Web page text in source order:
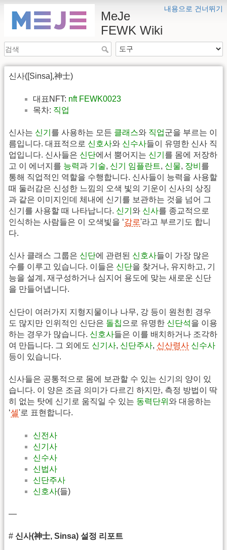
내용으로 건너뛰기
MeJe
FEWK Wiki
신사([Sinsa],神士)
대표NFT: nft FEWK0023
목차: 직업
신사는 신기 를 사용하는 모든 클래스와 직업군을 부르는 이
름입니다. 대표적으로 신호사와 신수사들이 유명한 신사 직
업입니다. 신사들은 신단에서 뿜어지는 신기 를 몸에 저장하
고 이 에너지를 능력과 기술, 신기 임플란트, 신물, 장비 를
통해 직업적인 역할을 수행합니다. 신사들이 능력을 사용할
때 둘러감은 신성한 느낌의 오색 빛의 기운이 신사의 상징
과 같은 이미지인데 체내에 신기를 보관하는 것을 넘어 그
신기를 사용할 때 나타납니다. 신기 와 신사를 종교적으로
인식하는 사람들은 이 오색빛을 ‘감로'라고 부르기도 합니
다.
신사 클래스 그룹은 신단에 관련된 신호사들이 가장 많은
수를 이루고 있습니다. 이들은 신단을 찾거나, 유지하고, 기
능을 설계, 재구성하거나 심지어 용도에 맞는 새로운 신단
을 만들어냅니다.
신단이 여러가지 지형지물이나 나무, 강 등이 원천힌 경우
도 많지만 인위적인 신단은 돌칩 으로 유명한 신단석을 이용
하는 경우가 많습니다. 신호사들은 이를 배치하거나 조각하
여 만듭니다. 그 외에도 신기사, 신단주사, 신산령사 신수사
등이 있습니다.
신사들은 공통적으로 몸에 보관할 수 있는 신기의 양이 있
습니다. 이 양은 조금 의미가 다르긴 하지만, 측정 방법이 딱
히 없는 탓에 신기로 움직일 수 있는 동력단위 와 대응하는
‘셀'로 표현합니다.
신전사
신기사
신수사
신법사
신단주사
신호사(들)
—
# 신사(神士, Sinsa) 설정 리포트